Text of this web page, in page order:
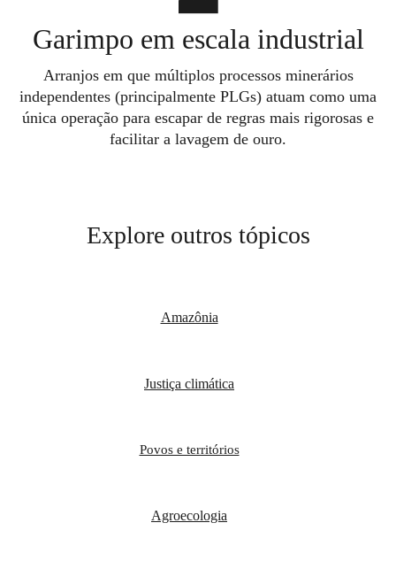
Garimpo em escala industrial
Arranjos em que múltiplos processos minerários
independentes (principalmente PLGs) atuam como uma
única operação para escapar de regras mais rigorosas e
facilitar a lavagem de ouro.
Explore outros tópicos
Amazônia
Justiça climática
Povos e territórios
Agroecologia